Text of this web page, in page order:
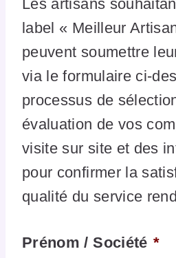
Les artisans
label « Meilleur
peuvent soumettre
via le formulaire ci-
processus de
évaluation de vos
visite sur site et des
pour confirmer la
qualité du service
Prénom / Société *